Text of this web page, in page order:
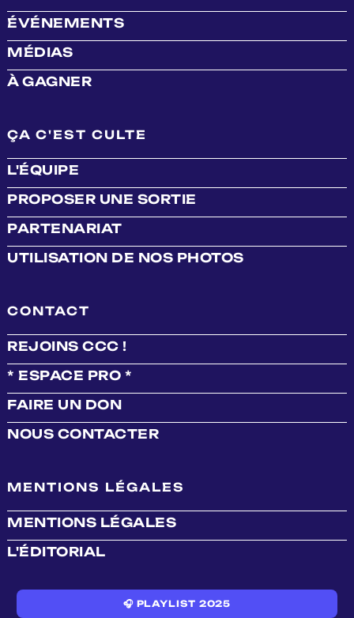
ÉVÉNEMENTS
MÉDIAS
À GAGNER
ÇA C'EST CULTE
L'ÉQUIPE
PROPOSER UNE SORTIE
PARTENARIAT
UTILISATION DE NOS PHOTOS
CONTACT
REJOINS CCC !
* ESPACE PRO *
FAIRE UN DON
NOUS CONTACTER
MENTIONS LÉGALES
MENTIONS LÉGALES
L'ÉDITORIAL
🎧 PLAYLIST 2025